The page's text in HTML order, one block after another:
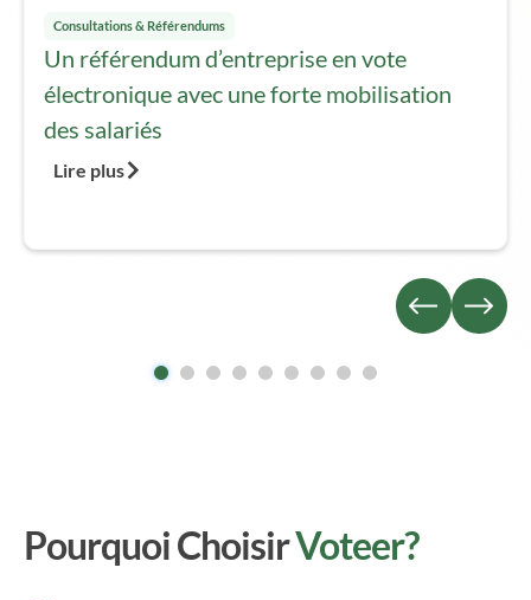
Consultations & Référendums
Un référendum d’entreprise en vote
électronique avec une forte mobilisation
des salariés
Lire plus
Pourquoi ChoisirVoteer?